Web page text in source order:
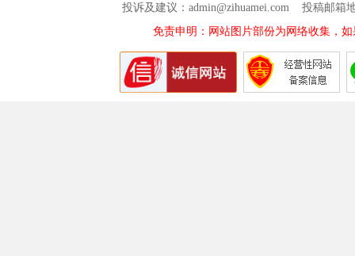
投诉及建议：admin@zihuamei.com 投稿邮
免责申明：网站图片部份为网络收集，